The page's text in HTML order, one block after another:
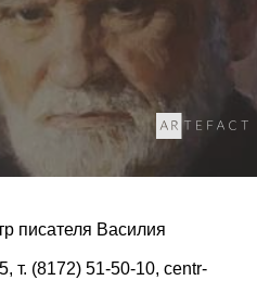
писателя Василия
т. (8172) 51-50-10, centr-